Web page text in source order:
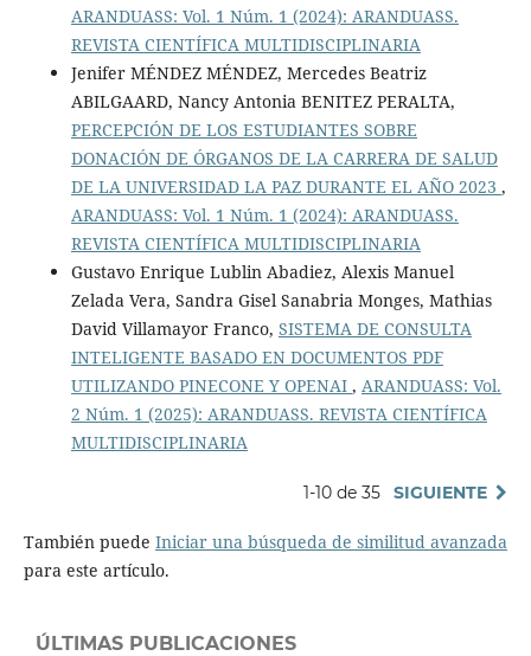
ARANDUASS: Vol. 1 Núm. 1 (2024): ARANDUASS.
REVISTA CIENTÍFICA MULTIDISCIPLINARIA
Jenifer MÉNDEZ MÉNDEZ, Mercedes Beatriz
ABILGAARD, Nancy Antonia BENITEZ PERALTA,
PERCEPCIÓN DE LOS ESTUDIANTES SOBRE
DONACIÓN DE ÓRGANOS DE LA CARRERA DE SALUD
DE LA UNIVERSIDAD LA PAZ DURANTE EL AÑO 2023 ,
ARANDUASS: Vol. 1 Núm. 1 (2024): ARANDUASS.
REVISTA CIENTÍFICA MULTIDISCIPLINARIA
Gustavo Enrique Lublin Abadiez, Alexis Manuel
Zelada Vera, Sandra Gisel Sanabria Monges, Mathias
David Villamayor Franco, SISTEMA DE CONSULTA
INTELIGENTE BASADO EN DOCUMENTOS PDF
UTILIZANDO PINECONE Y OPENAI , ARANDUASS: Vol.
2 Núm. 1 (2025): ARANDUASS. REVISTA CIENTÍFICA
MULTIDISCIPLINARIA
1-10 de 35 SIGUIENTE
También puede Iniciar una búsqueda de similitud avanzada
para este artículo.
ÚLTIMAS PUBLICACIONES